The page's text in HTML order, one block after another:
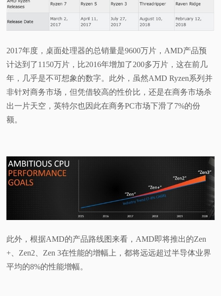
2017年度，桌面处理器的总销量是9600万片，AMD产品预
计达到了1150万片，比2016年增加了200多万片，这在前几
年，几乎是不可想象的数字。此外，虽然AMD Ryzen系列并
非针对商务市场，但凭借较高的性价比，还是在商务市场杀
出一片天空，英特尔也因此在商务PC市场下滑了7%的份
额。
此外，根据AMD的产品路线图来看，AMD即将推出的Zen
+、Zen2、Zen 3在性能的增幅上，都将远远超过半导体业界
平均的8%的性能增幅。